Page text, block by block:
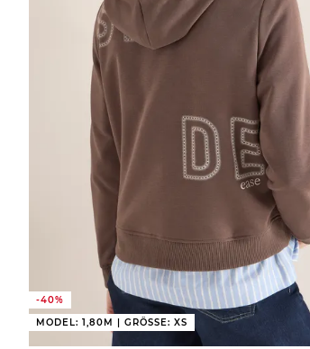
-40%
MODEL: 1,80M | GRÖSSE: XS